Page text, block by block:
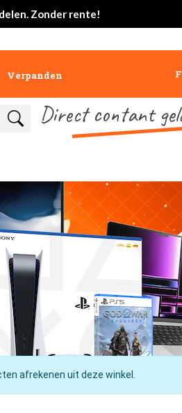
Zonder rente!
Verpanden
Direct contant
afrekenen uit deze winkel.